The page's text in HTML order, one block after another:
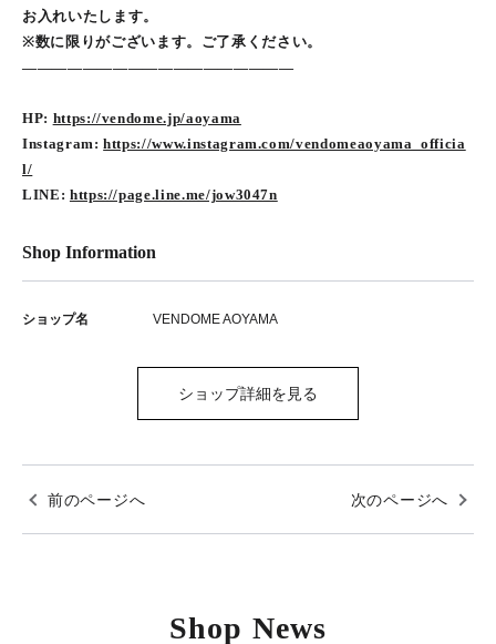
お入れいたします。
※数に限りがございます。ご了承ください。
――――――――――――――――――
HP: https://vendome.jp/aoyama
Instagram:https://www.instagram.com/vendomeaoyama_officia
l/
LINE: https://page.line.me/jow3047n
Shop Information
ショップ名 VENDOME AOYAMA
ショップ詳細を見る
前のページへ 次のページへ
Shop News